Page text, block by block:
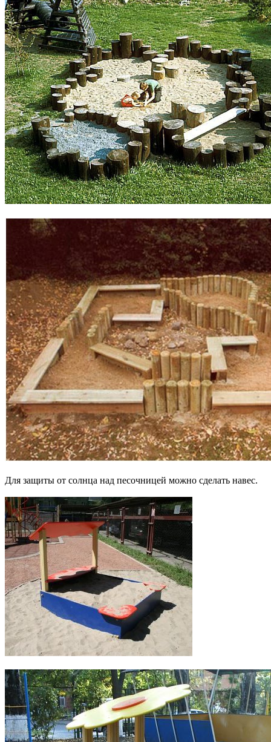
Для защиты от солнца над песочницей можно сделать навес.